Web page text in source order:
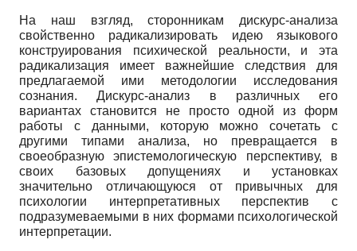
На наш взгляд, сторонникам дискурс-анализа
свойственно радикализировать идею языкового
конструирования психической реальности, и эта
радикализация имеет важнейшие следствия для
предлагаемой ими методологии исследования
сознания. Дискурс-анализ в различных его
вариантах становится не просто одной из форм
работы с данными, которую можно сочетать с
другими типами анализа, но превращается в
своеобразную эпистемологическую перспективу, в
своих базовых допущениях и установках
значительно отличающуюся от привычных для
психологии интерпретативных перспектив с
подразумеваемыми в них формами психологической
интерпретации.